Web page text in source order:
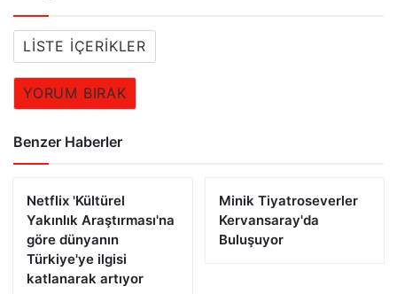
LISTE İÇERIKLER
YORUM BIRAK
Benzer Haberler
Netflix 'Kültürel
Yakınlık Araştırması'na
göre dünyanın
Türkiye'ye ilgisi
katlanarak artıyor
Minik Tiyatroseverler
Kervansaray'da
Buluşuyor